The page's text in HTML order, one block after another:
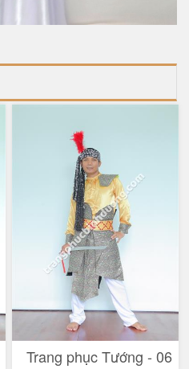
Trang phục Tướng - 06